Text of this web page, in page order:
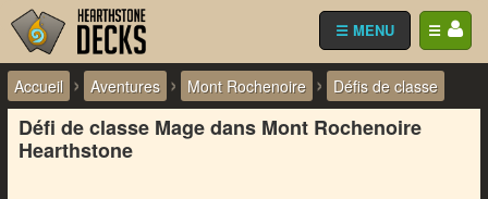
☰
☰ MENU
Accueil › Aventures › Mont Rochenoire › Défis de classe
Défi de classe Mage dans Mont Rochenoire
Hearthstone